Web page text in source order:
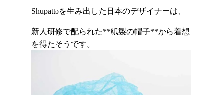
Shupattoを生み出した日本のデザイナーは、
新人研修で配られた**紙製の帽子**から着想
を得たそうです。